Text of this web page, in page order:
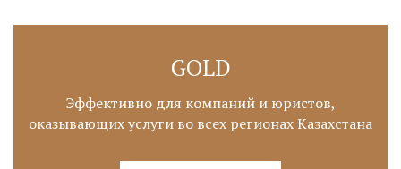
GOLD
Эффективно для компаний и юристов,
оказывающих услуги во всех регионах Казахстана